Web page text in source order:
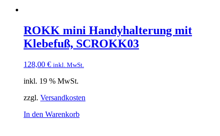
ROKK mini Handyhalterung mit
Klebefuß, SCROKK03
128,00 € inkl. MwSt.
inkl. 19 % MwSt.
zzgl. Versandkosten
In den Warenkorb